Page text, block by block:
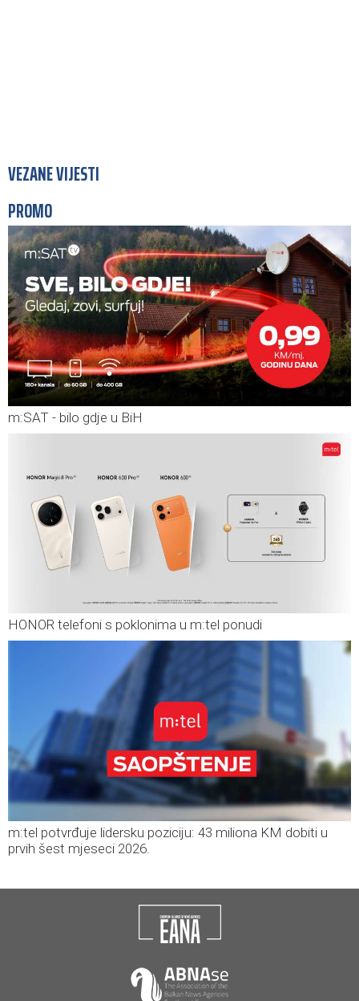
VEZANE VIJESTI
PROMO
m:SAT - bilo gdje u BiH
HONOR telefoni s poklonima u m:tel ponudi
m:tel potvrđuje lidersku poziciju: 43 miliona KM dobiti u
prvih šest mjeseci 2026.